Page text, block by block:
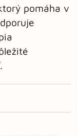
pomáha v